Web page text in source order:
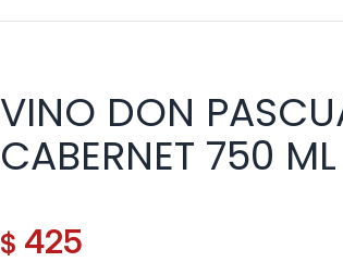
VINO DON
CABERNET 750 ML
$ 425